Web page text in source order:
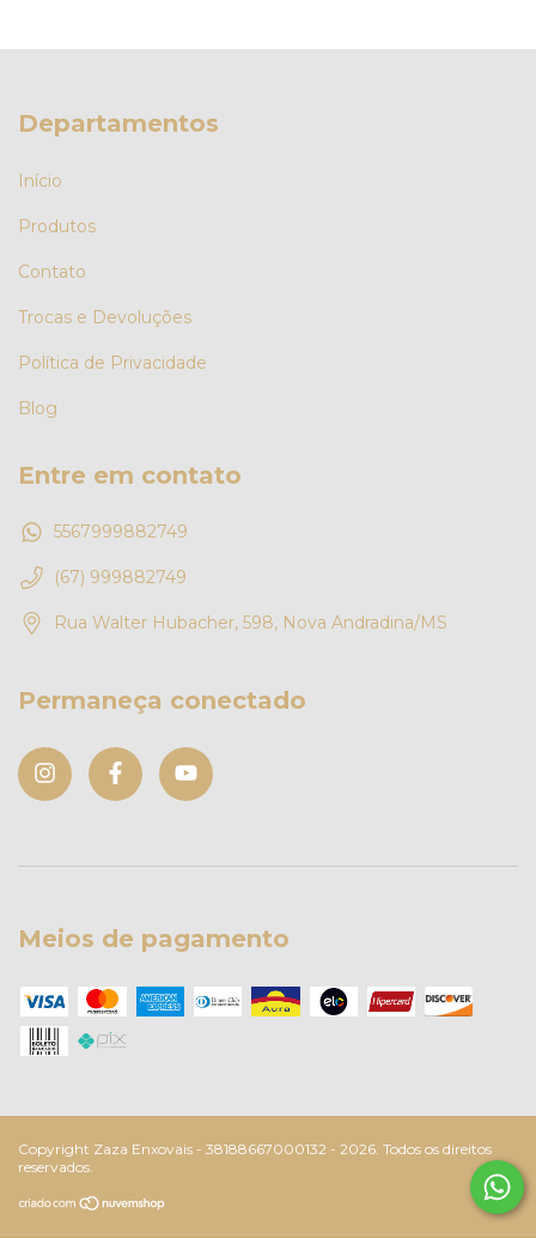
Departamentos
Início
Produtos
Contato
Trocas e Devoluções
Política de Privacidade
Blog
Entre em contato
5567999882749
(67) 999882749
Rua Walter Hubacher, 598, Nova Andradina/MS
Permaneça conectado
Meios de pagamento
Copyright Zaza Enxovais - 38188667000132 - 2026. Todos os direitos
reservados.